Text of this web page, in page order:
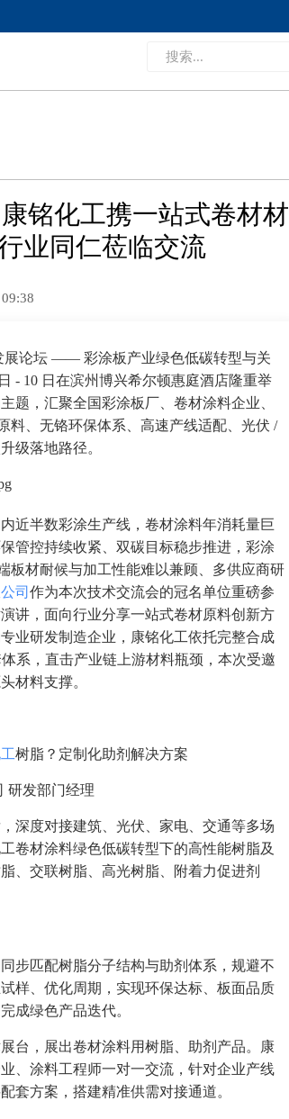
铭化工携一站式卷材材
业同仁莅临交流
09:38
展论坛 —— 彩涂板产业绿色低碳转型与关
- 10 日在滨州博兴希尔顿惠庭酒店隆重举
题，汇聚全国彩涂板厂、卷材涂料企业、
料、无铬环保体系、高速产线适配、光伏 /
级落地路径。
近半数彩涂生产线，卷材涂料年消耗量巨
管控持续收紧、双碳目标稳步推进，彩涂
板材耐候与加工性能难以兼顾、多供应商研
司 作为本次技术交流会的冠名单位重磅参
讲，面向行业分享一站式卷材原料创新方
业研发制造企业，康铭化工依托完整合成
系，直击产业链上游材料瓶颈，本次受邀
材料支撑。
树脂？定制化助剂解决方案
研发部门经理
深度对接建筑、光伏、家电、交通等多场
卷材涂料绿色低碳转型下的高性能树脂及
、交联树脂、高光树脂、附着力促进剂
步匹配树脂分子结构与助剂体系，规避不
样、优化周期，实现环保达标、板面品质
成绿色产品迭代。
台，展出卷材涂料用树脂、助剂产品。康
、涂料工程师一对一交流，针对企业产线
套方案，搭建精准供需对接通道。